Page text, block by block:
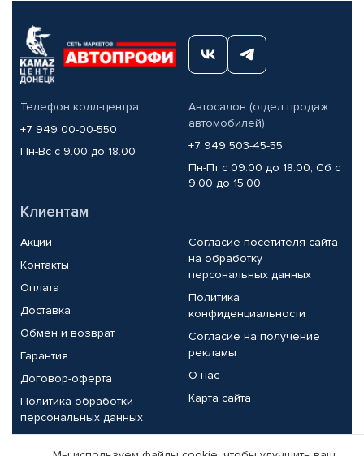
Телефон колл-центра
+7 949 00-00-550
Пн-Вс с 9.00 до 18.00
Автосалон (отдел продаж
автомобилей)
+7 949 503-45-55
Пн-Пт с 09.00 до 18.00, Сб с
9.00 до 15.00
Клиентам
Акции
Контакты
Оплата
Доставка
Обмен и возврат
Гарантия
Договор-оферта
Политика обработки
персональных данных
Согласие посетителя сайта
на обработку
персональных данных
Политика
конфиденциальности
Согласие на получение
рекламы
О нас
Карта сайта